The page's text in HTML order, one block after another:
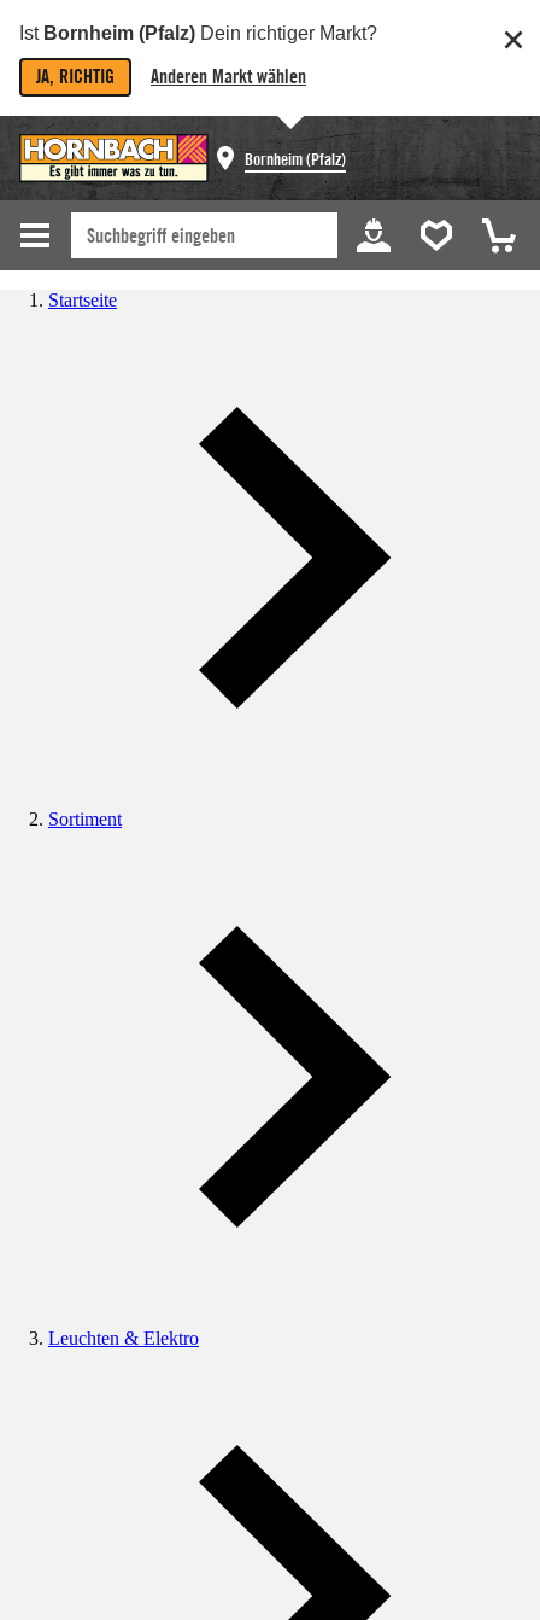
Ist Bornheim (Pfalz) Dein richtiger Markt?
JA, RICHTIG Anderen Markt wählen
Bornheim (Pfalz)
Startseite
Sortiment
Leuchten & Elektro